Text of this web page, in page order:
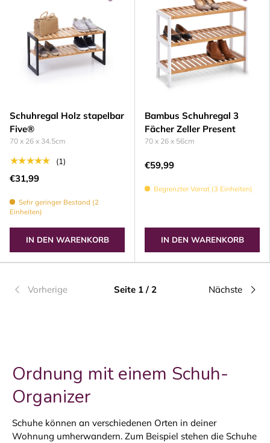
Schuhregal Holz stapelbar
Five®
70 x 26 x 34.5cm
★★★★★ (1)
€31,99
Sehr geringer Bestand (2
Einheiten)
IN DEN WARENKORB
Bambus Schuhregal 3
Fächer Zeller Present
70 x 26 x 56cm
€59,99
Begrenzter Vorrat (3 Einheiten)
IN DEN WARENKORB
Vorherige Seite 1 / 2 Nächste
Ordnung mit einem Schuh-
Organizer
Schuhe können an verschiedenen Orten in deiner
Wohnung umherwandern. Zum Beispiel stehen die Schuhe